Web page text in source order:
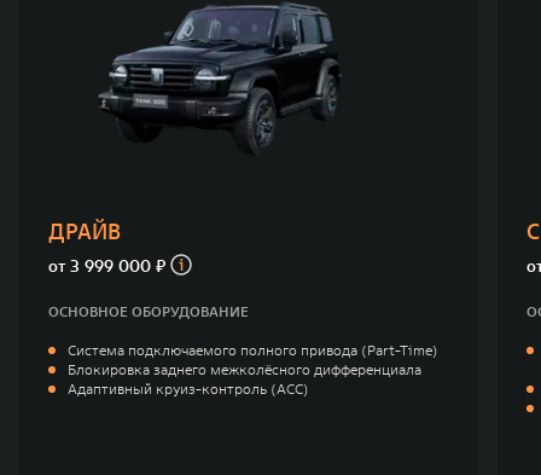
ДРАЙВ
от3 999 000 ₽
ОСНОВНОЕ ОБОРУДОВАНИЕ
Система подключаемого полного привода (Part-Time)
Блокировка заднего межколёсного дифференциала
Адаптивный круиз-контроль (ACC)